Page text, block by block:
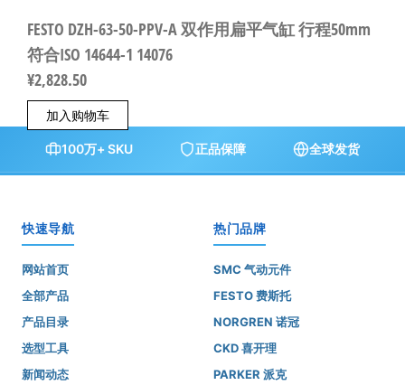
FESTO DZH-63-50-PPV-A 双作用扁平气缸 行程50mm
符合ISO 14644-1 14076
¥2,828.50
加入购物车
100万+ SKU 正品保障 全球发货
快速导航
网站首页
全部产品
产品目录
选型工具
新闻动态
热门品牌
SMC 气动元件
FESTO 费斯托
NORGREN 诺冠
CKD 喜开理
PARKER 派克